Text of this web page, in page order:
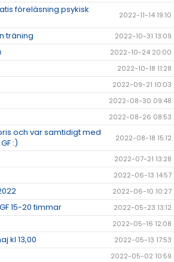
föreläsning psykisk
2022-11-14 19:10
träning 2022-10-31 13:09
2022-10-24 20:00
2022-10-18 11:28
2022-09-21 10:03
2022-08-30 09:48
2022-08-26 08:53
och var samtidigt med
:)
2022-08-18 15:12
2022-07-21 13:28
2022-06-13 14:57
2022-06-10 10:27
15-20 timmar 2022-05-23 13:12
2022-05-16 12:08
kl 13,00 2022-05-13 17:53
2022-05-02 10:59